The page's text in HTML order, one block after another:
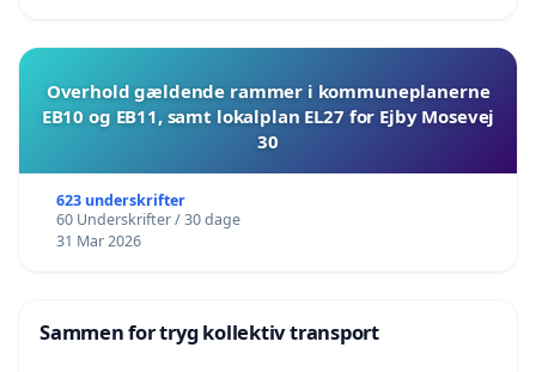
Overhold gældende rammer i kommuneplanerne
EB10 og EB11, samt lokalplan EL27 for Ejby Mosevej
30
623 underskrifter
60 Underskrifter / 30 dage
31 Mar 2026
Sammen for tryg kollektiv transport